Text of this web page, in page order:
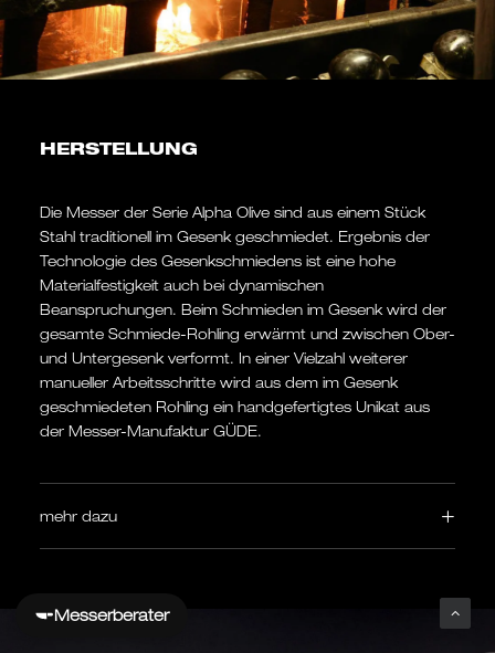
HERSTELLUNG
Die Messer der Serie Alpha Olive sind aus einem Stück
Stahl traditionell im Gesenk geschmiedet. Ergebnis der
Technologie des Gesenkschmiedens ist eine hohe
Materialfestigkeit auch bei dynamischen
Beanspruchungen. Beim Schmieden im Gesenk wird der
gesamte Schmiede-Rohling erwärmt und zwischen Ober-
und Untergesenk verformt. In einer Vielzahl weiterer
manueller Arbeitsschritte wird aus dem im Gesenk
geschmiedeten Rohling ein handgefertigtes Unikat aus
der Messer-Manufaktur GÜDE.
mehr dazu
Messerberater